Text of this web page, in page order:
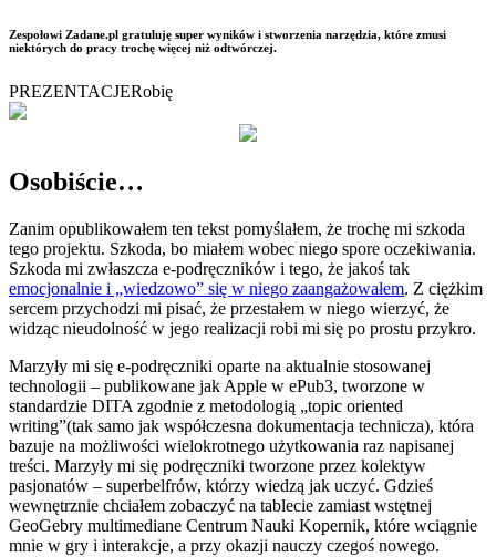
Zespołowi Zadane.pl gratuluję super wyników i stworzenia narzędzia, które zmusi
niektórych do pracy trochę więcej niż odtwórczej.
PREZENTACJERobię
Osobiście…
Zanim opublikowałem ten tekst pomyślałem, że trochę mi szkoda
tego projektu. Szkoda, bo miałem wobec niego spore oczekiwania.
Szkoda mi zwłaszcza e-podręczników i tego, że jakoś tak
emocjonalnie i „wiedzowo” się w niego zaangażowałem. Z ciężkim
sercem przychodzi mi pisać, że przestałem w niego wierzyć, że
widząc nieudolność w jego realizacji robi mi się po prostu przykro.
Marzyły mi się e-podręczniki oparte na aktualnie stosowanej
technologii – publikowane jak Apple w ePub3, tworzone w
standardzie DITA zgodnie z metodologią „topic oriented
writing”(tak samo jak współczesna dokumentacja technicza), która
bazuje na możliwości wielokrotnego użytkowania raz napisanej
treści. Marzyły mi się podręczniki tworzone przez kolektyw
pasjonatów – superbelfrów, którzy wiedzą jak uczyć. Gdzieś
wewnętrznie chciałem zobaczyć na tablecie zamiast wstętnej
GeoGebry multimediane Centrum Nauki Kopernik, które wciągnie
mnie w gry i interakcje, a przy okazji nauczy czegoś nowego.